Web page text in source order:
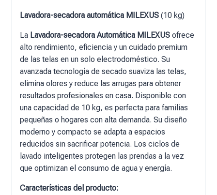
Lavadora-secadora automática MILEXUS (10 kg)
La Lavadora-secadora Automática MILEXUS ofrece
alto rendimiento, eficiencia y un cuidado premium
de las telas en un solo electrodoméstico. Su
avanzada tecnología de secado suaviza las telas,
elimina olores y reduce las arrugas para obtener
resultados profesionales en casa. Disponible con
una capacidad de 10 kg, es perfecta para familias
pequeñas o hogares con alta demanda. Su diseño
moderno y compacto se adapta a espacios
reducidos sin sacrificar potencia. Los ciclos de
lavado inteligentes protegen las prendas a la vez
que optimizan el consumo de agua y energía.
Características del producto: